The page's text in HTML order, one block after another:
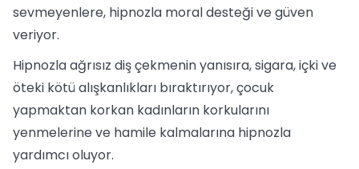
sevmeyenlere, hipnozla moral desteği ve güven
veriyor.
Hipnozla ağrısız diş çekmenin yanısıra, sigara, içki ve
öteki kötü alışkanlıkları bıraktırıyor, çocuk
yapmaktan korkan kadınların korkularını
yenmelerine ve hamile kalmalarına hipnozla
yardımcı oluyor.